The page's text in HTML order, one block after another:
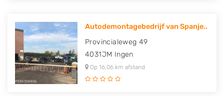
Autodemontagebedrijf van Spanje..
Provincialeweg 49
4031JM Ingen
Op 16,06 km afstand